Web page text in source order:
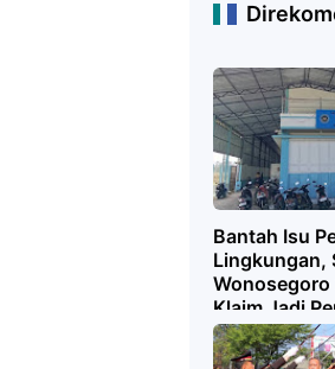
Bantah Isu
Lingkungan,
Klaim Jadi
Ekonomi